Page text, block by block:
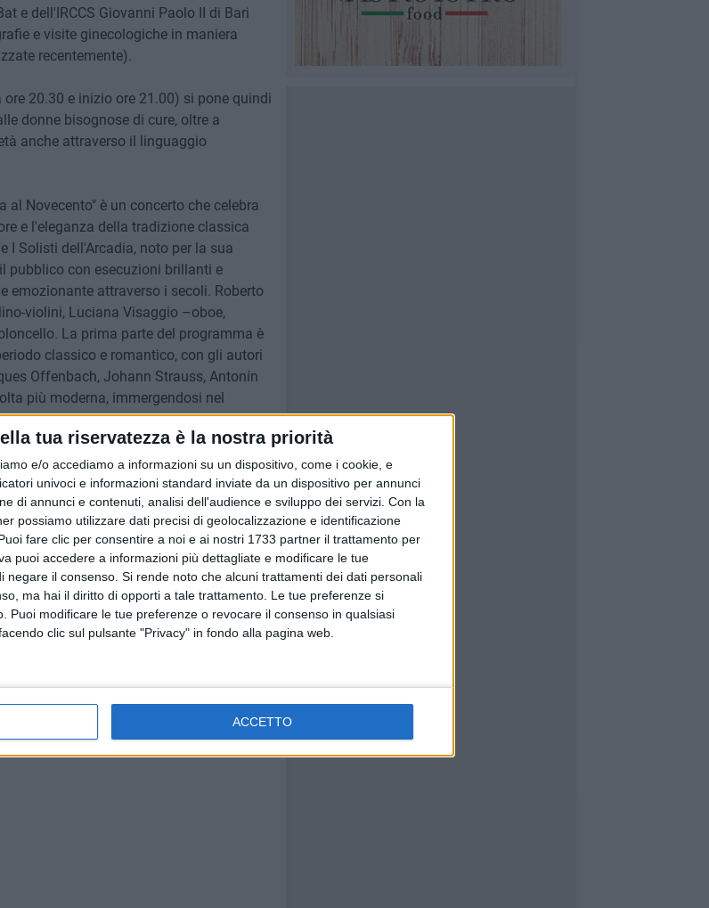
tua riservatezza è la nostra priorità
e/o accediamo a informazioni su un dispositivo, come i cookie, e
univoci e informazioni standard inviate da un dispositivo per annunci
di annunci e contenuti, analisi dell'audience e sviluppo dei servizi. Con la
possiamo utilizzare dati precisi di geolocalizzazione e identificazione
fare clic per consentire a noi e ai nostri 1733 partner il trattamento per
puoi accedere a informazioni più dettagliate e modificare le tue
negare il consenso. Si rende noto che alcuni trattamenti dei dati personali
ma hai il diritto di opporti a tale trattamento. Le tue preferenze si
Puoi modificare le tue preferenze o revocare il consenso in qualsiasi
clic sul pulsante "Privacy" in fondo alla pagina web.
ACCETTO
e dell'IRCCS Giovanni Paolo II di Bari
e visite ginecologiche in maniera
recentemente).
20.30 e inizio ore 21.00) si pone quindi
donne bisognose di cure, oltre a
anche attraverso il linguaggio
Novecento" è un concerto che celebra
e l'eleganza della tradizione classica
I Solisti dell'Arcadia, noto per la sua
pubblico con esecuzioni brillanti e
emozionante attraverso i secoli. Roberto
violini, Luciana Visaggio –oboe,
La prima parte del programma è
classico e romantico, con gli autori
Offenbach, Johann Strauss, Antonín
più moderna, immergendosi nel
le melodie diventano narrazione e
Gardel, Rondò Veneziano di
sarà dedicato alla sua memoria con un
Palmieri o su Ticketone.